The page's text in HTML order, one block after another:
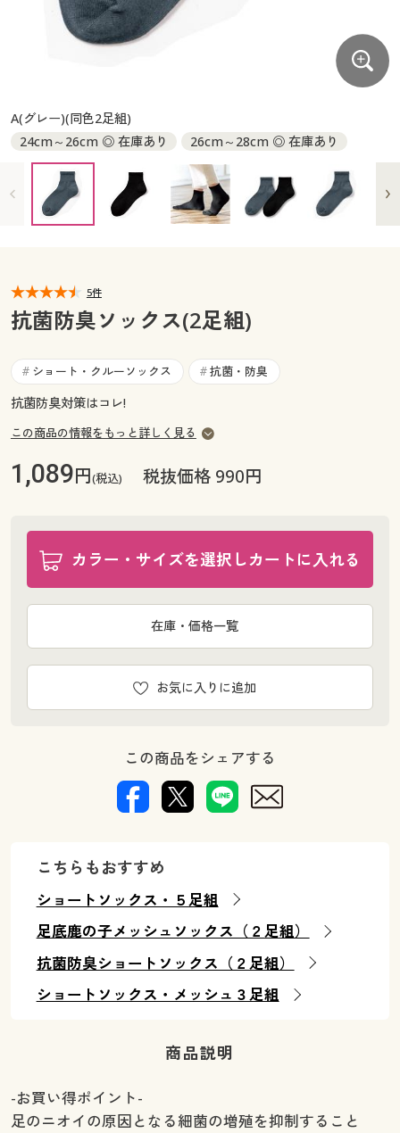
大きいサイズ レディース下着
大きいサイズ 事務・制服
シークレットセール
商品カテゴリ一覧
カタログ・チラシからのご注文
デジタルカタログ
カタログ無料プレゼント
マイページ
お気に入り
サポート
ご利用ガイド
よくある質問とお問い合わせ
大きいサイズ メンズ
カタログ
カタログ無料プレゼント
会員メニュー
閲覧履歴
サポート
ご利用ガイド
よくある質問とお問い合わせ
A(グレー)(同色2足組)
24cm～26cm ◎ 在庫あり
26cm～28cm ◎ 在庫あり
5件
抗菌防臭ソックス(2足組)
# ショート・クルーソックス # 抗菌・防臭
抗菌防臭対策はコレ!
この商品の情報をもっと詳しく見る
1,089円(税込) 税抜価格 990円
カラー・サイズを選択しカートに入れる
お気に入りに追加
在庫・価格一覧
この商品をシェアする
こちらもおすすめ
ショートソックス・５足組
足底鹿の子メッシュソックス（２足組）
抗菌防臭ショートソックス（２足組）
ショートソックス・メッシュ３足組
商品説明
-お買い得ポイント-
足のニオイの原因となる細菌の増殖を抑制すること